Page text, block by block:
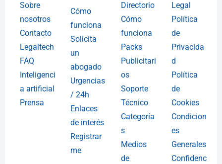
Sobre
nosotros
Contacto
Legaltech
FAQ
Inteligenci
a artificial
Prensa
Cómo
funciona
Solicita
un
abogado
Urgencias
/ 24h
Enlaces
de interés
Registrar
me
Directorio
Cómo
funciona
Packs
Publicitari
os
Soporte
Técnico
Categoría
s
Medios
de
Legal
Política
de
Privacida
d
Política
de
Cookies
Condicion
es
Generales
Confidenc